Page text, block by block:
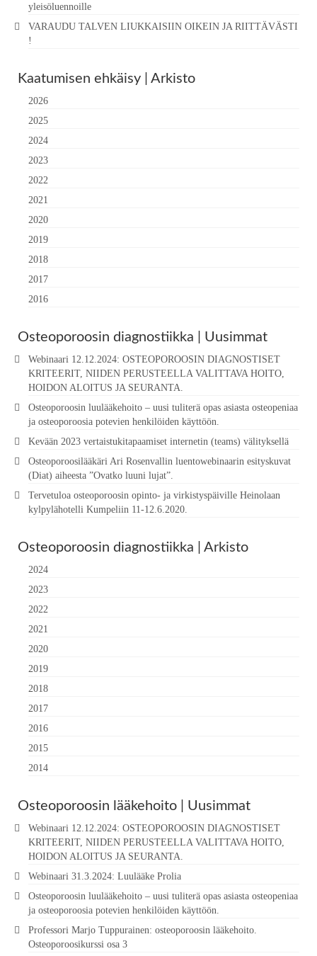
yleisöluennoille
VARAUDU TALVEN LIUKKAISIIN OIKEIN JA RIITTÄVÄSTI
!
Kaatumisen ehkäisy | Arkisto
2026
2025
2024
2023
2022
2021
2020
2019
2018
2017
2016
Osteoporoosin diagnostiikka | Uusimmat
Webinaari 12.12.2024: OSTEOPOROOSIN DIAGNOSTISET
KRITEERIT, NIIDEN PERUSTEELLA VALITTAVA HOITO,
HOIDON ALOITUS JA SEURANTA.
Osteoporoosin luulääkehoito – uusi tuliterä opas asiasta osteopeniaa
ja osteoporoosia potevien henkilöiden käyttöön.
Kevään 2023 vertaistukitapaamiset internetin (teams) välityksellä
Osteoporoosilääkäri Ari Rosenvallin luentowebinaarin esityskuvat
(Diat) aiheesta ”Ovatko luuni lujat”.
Tervetuloa osteoporoosin opinto- ja virkistyspäiville Heinolaan
kylpylähotelli Kumpeliin 11-12.6.2020.
Osteoporoosin diagnostiikka | Arkisto
2024
2023
2022
2021
2020
2019
2018
2017
2016
2015
2014
Osteoporoosin lääkehoito | Uusimmat
Webinaari 12.12.2024: OSTEOPOROOSIN DIAGNOSTISET
KRITEERIT, NIIDEN PERUSTEELLA VALITTAVA HOITO,
HOIDON ALOITUS JA SEURANTA.
Webinaari 31.3.2024: Luulääke Prolia
Osteoporoosin luulääkehoito – uusi tuliterä opas asiasta osteopeniaa
ja osteoporoosia potevien henkilöiden käyttöön.
Professori Marjo Tuppurainen: osteoporoosin lääkehoito.
Osteoporoosikurssi osa 3